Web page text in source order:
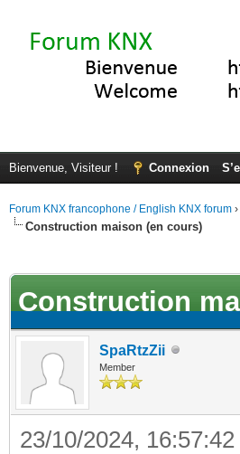
Bienvenue, Visiteur ! Connexion
Forum KNX francophone / English KNX forum ›
Construction maison (en cours)
Construction
SpaRtzZii
Member
23/10/2024, 16:57:42